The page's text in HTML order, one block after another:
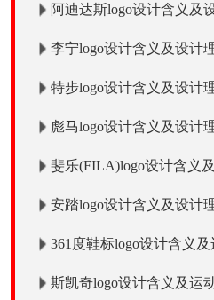
阿迪达斯logo设计含义及
李宁logo设计含义及设计
特步logo设计含义及设计
彪马logo设计含义及设计
斐乐(FILA)logo设计含义
安踏logo设计含义及设计
361度鞋标logo设计含义
斯凯奇logo设计含义及运